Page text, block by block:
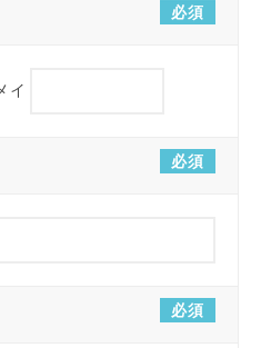
必須
イ
必須
必須